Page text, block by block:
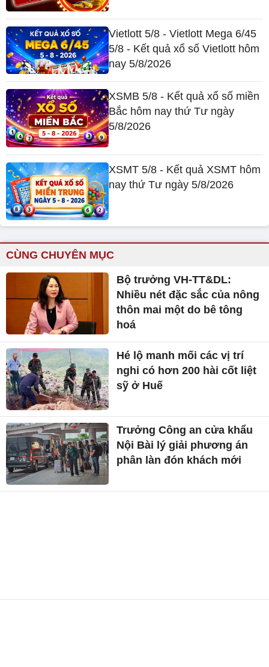
Vietlott 5/8 - Vietlott Mega 6/45
5/8 - Kết quả xổ số Vietlott hôm
nay 5/8/2026
XSMB 5/8 - Kết quả xổ số miền
Bắc hôm nay thứ Tư ngày
5/8/2026
XSMT 5/8 - Kết quả XSMT hôm
nay thứ Tư ngày 5/8/2026
CÙNG CHUYÊN MỤC
Bộ trưởng VH-TT&DL:
Nhiều nét đặc sắc của nông
thôn mai một do bê tông
hoá
Hé lộ manh mối các vị trí
nghi có hơn 200 hài cốt liệt
sỹ ở Huế
Trưởng Công an cửa khẩu
Nội Bài lý giải phương án
phân làn đón khách mới